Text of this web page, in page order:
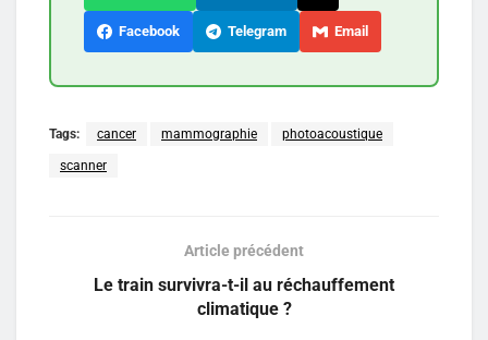
Facebook Telegram Email
Tags: cancer mammographie photoacoustique
scanner
Article précédent
Le train survivra-t-il au réchauffement
climatique ?